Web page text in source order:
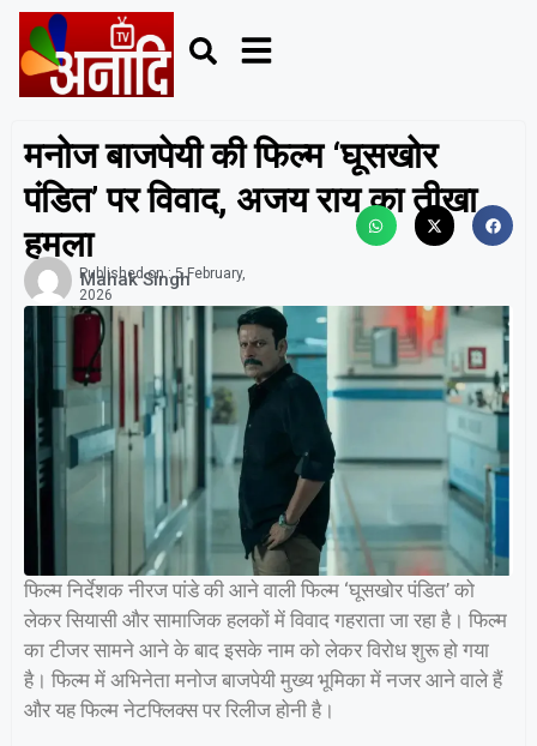
मनोज बाजपेयी की फिल्म ‘घूसखोर
पंडित’ पर विवाद, अजय राय का तीखा
हमला
Mahak Singh
Published on : 5 February,
2026
फिल्म निर्देशक नीरज पांडे की आने वाली फिल्म ‘घूसखोर पंडित’ को
लेकर सियासी और सामाजिक हलकों में विवाद गहराता जा रहा है। फिल्म
का टीजर सामने आने के बाद इसके नाम को लेकर विरोध शुरू हो गया
है। फिल्म में अभिनेता मनोज बाजपेयी मुख्य भूमिका में नजर आने वाले हैं
और यह फिल्म नेटफ्लिक्स पर रिलीज होनी है।